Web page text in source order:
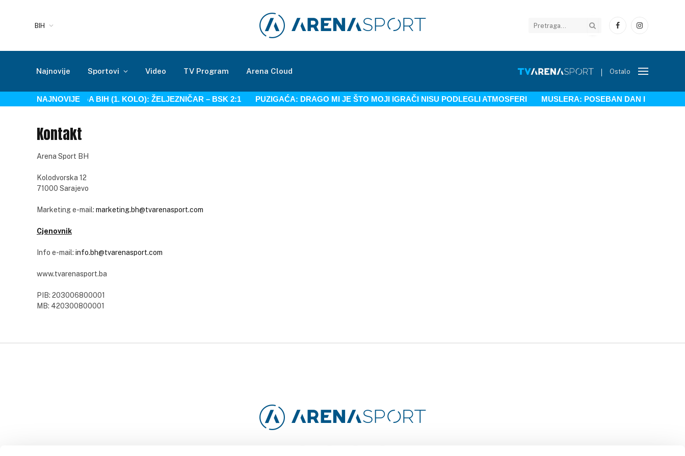
BIH
FacebookInstagram
Najnovije Sportovi Video TV Program Arena Cloud Ostalo
NAJNOVIJE
WWIN LIGA BIH (1. KOLO): ŽELJEZNIČAR – BSK 2:1 PUZIGAĆA: DRAGO MI JE ŠTO MOJI IGRAČI NISU PODLEGLI ATMOSFERI MUSLERA: POSEBAN DAN I
Kontakt
Arena Sport BH
Kolodvorska 12
71000 Sarajevo
Marketing e-mail: marketing.bh@tvarenasport.com
Cjenovnik
Info e-mail: info.bh@tvarenasport.com
www.tvarenasport.ba
PIB: 203006800001
MB: 420300800001